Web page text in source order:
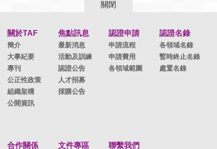
關閉
關於TAF
簡介
大事紀要
專刊
公正性政策
組織架構
公開資訊
焦點訊息
最新消息
活動及訓練
認證公告
人才招募
採購公告
認證申請
申請流程
申請費用
各領域範圍
認證名錄
各領域名錄
暫時終止名錄
處置名錄
合作關係 文件專區 聯繫我們